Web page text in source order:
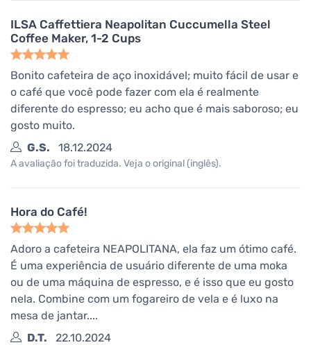
ILSA Caffettiera Neapolitan Cuccumella Steel
Coffee Maker, 1-2 Cups
Bonito cafeteira de aço inoxidável; muito fácil de usar e
o café que você pode fazer com ela é realmente
diferente do espresso; eu acho que é mais saboroso; eu
gosto muito.
G.S.
18.12.2024
A avaliação foi traduzida. Veja o original (inglês).
Hora do Café!
Adoro a cafeteira NEAPOLITANA, ela faz um ótimo café.
É uma experiência de usuário diferente de uma moka
ou de uma máquina de espresso, e é isso que eu gosto
nela. Combine com um fogareiro de vela e é luxo na
mesa de jantar....
D.T.
22.10.2024